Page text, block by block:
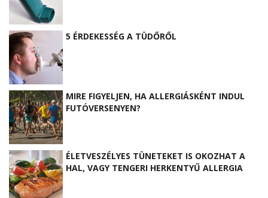
5 ÉRDEKESSÉG A TÜDŐRŐL
MIRE FIGYELJEN, HA ALLERGIÁSKÉNT INDUL
FUTÓVERSENYEN?
ÉLETVESZÉLYES TÜNETEKET IS OKOZHAT A
HAL, VAGY TENGERI HERKENTYŰ ALLERGIA